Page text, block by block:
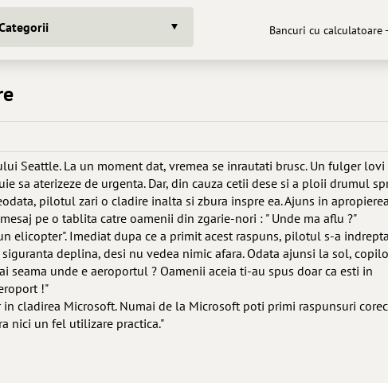
Bancuri cu calculatoare
Seattle. La un moment dat, vremea se inrautati brusc. Un fulger lovi
sa aterizeze de urgenta. Dar, din cauza cetii dese si a ploii drumul
pilotul zari o cladire inalta si zbura inspre ea. Ajuns in apropierea
pe o tablita catre oamenii din zgarie-nori : " Unde ma aflu ?"
elicopter". Imediat dupa ce a primit acest raspuns, pilotul s-a
deplina, desi nu vedea nimic afara. Odata ajunsi la sol,
seama unde e aeroportul ? Oamenii aceia ti-au spus doar ca esti in
!"
in cladirea Microsoft. Numai de la Microsoft poti primi raspunsuri
nici un fel utilizare practica."